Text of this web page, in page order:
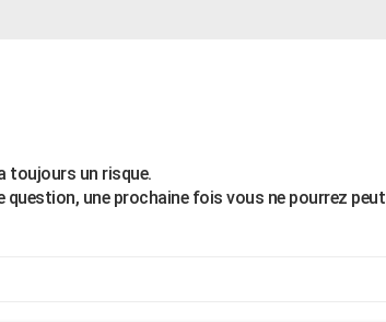
toujours un risque.
une prochaine fois vous ne pourrez peut